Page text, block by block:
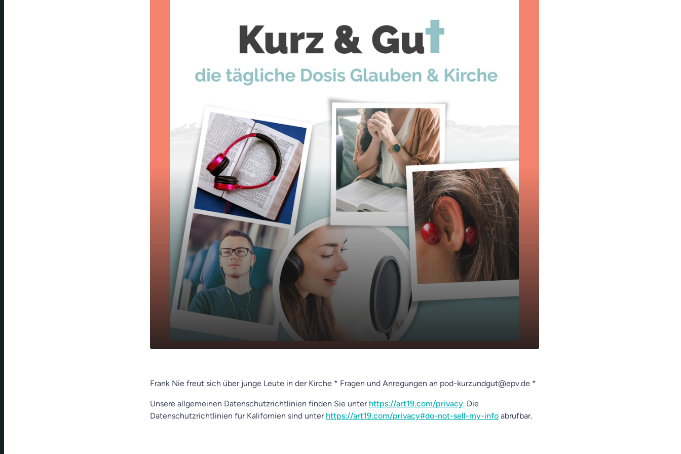
Frank Nie freut sich über junge Leute in der Kirche * Fragen und Anregungen an pod-kurzundgut@epv.de *
Unsere allgemeinen Datenschutzrichtlinien finden Sie unter https://art19.com/privacy. Die
Datenschutzrichtlinien für Kalifornien sind unter https://art19.com/privacy#do-not-sell-my-info abrufbar.